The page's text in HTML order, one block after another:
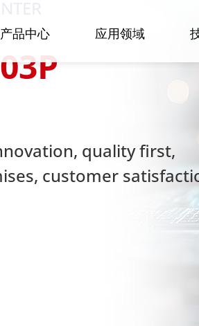
产品中心 应用领域
quality first,
customer